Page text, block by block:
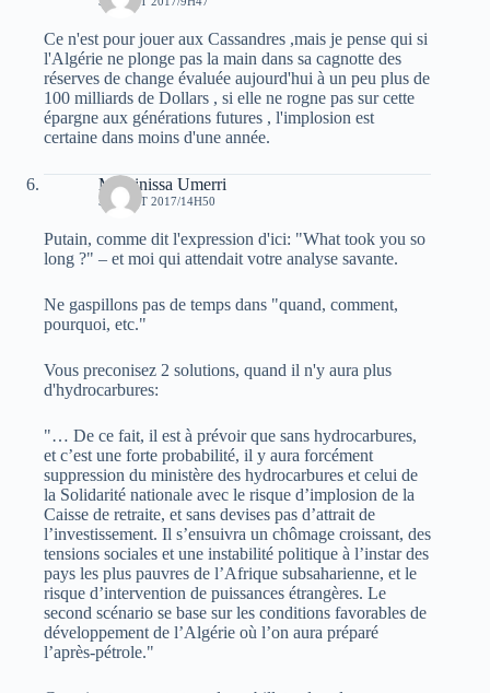
Ce n'est pour jouer aux Cassandres ,mais je pense qui si
l'Algérie ne plonge pas la main dans sa cagnotte des
réserves de change évaluée aujourd'hui à un peu plus de
100 milliards de Dollars , si elle ne rogne pas sur cette
épargne aux générations futures , l'implosion est
certaine dans moins d'une année.
Massinissa Umerri
30 AOÛT 2017/14H50
Putain, comme dit l'expression d'ici: "What took you so
long ?" – et moi qui attendait votre analyse savante.
Ne gaspillons pas de temps dans "quand, comment,
pourquoi, etc."
Vous preconisez 2 solutions, quand il n'y aura plus
d'hydrocarbures:
"… De ce fait, il est à prévoir que sans hydrocarbures,
et c’est une forte probabilité, il y aura forcément
suppression du ministère des hydrocarbures et celui de
la Solidarité nationale avec le risque d’implosion de la
Caisse de retraite, et sans devises pas d’attrait de
l’investissement. Il s’ensuivra un chômage croissant, des
tensions sociales et une instabilité politique à l’instar des
pays les plus pauvres de l’Afrique subsaharienne, et le
risque d’intervention de puissances étrangères. Le
second scénario se base sur les conditions favorables de
développement de l’Algérie où l’on aura préparé
l’après-pétrole."